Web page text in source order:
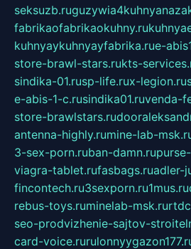
seksuzb.ru
fabrikaofabrikaokuhny.ru
kuhnyaykuhnyayfabrika.rue-
store-brawl-stars.rukts-
sindika-01.rusp-life.rux-legion.ru
e-abis-1-c.rusindika01.ruvenda-
store-brawlstars.ru
antenna-highly.rumine-lab-
3-sex-porn.ruban-damn.ru
viagra-tablet.rufasbags.ruadler-
fincontech.ru3sexporn.ru1mus.ru
rebus-toys.ruminelab-msk.ru
seo-prodvizhenie-sajtov-
card-voice.ru